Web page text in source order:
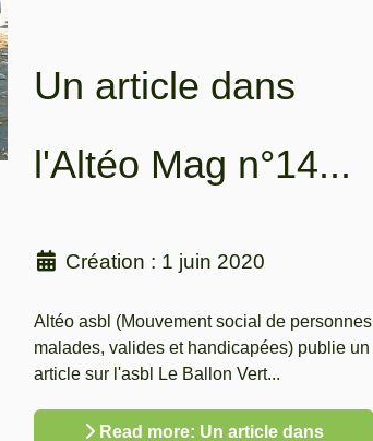
Un article dans
l'Altéo Mag n°14...
Création : 1 juin 2020
Altéo asbl (Mouvement social de personnes
malades, valides et handicapées) publie un
article sur l'asbl Le Ballon Vert...
Read more: Un article dans